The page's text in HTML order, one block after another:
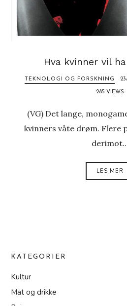
Hva kvinner vil
TEKNOLOGI OG FORSKNING
285 VIEWS
(VG) Det lange,
kvinners våte drøm. Flere
LES MER
KATEGORIER
Kultur
Mat og drikke